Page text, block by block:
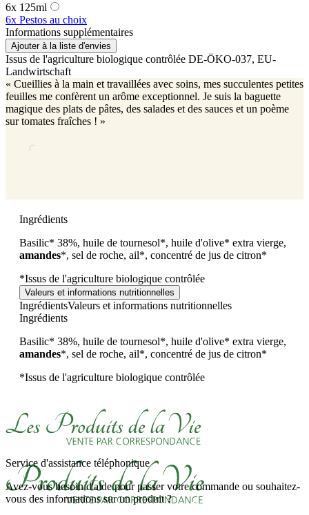
6x 125ml
6x Pestos au choix
Informations supplémentaires
Ajouter à la liste d'envies
Issus de l'agriculture biologique contrôlée DE-ÖKO-037, EU-
Landwirtschaft
« Cueillies à la main et travaillées avec soins, mes succulentes petites
feuilles me confèrent un arôme exceptionnel. Je suis la baguette
magique des plats de pâtes, des salades et des sauces et un poème
sur tomates fraîches ! »
Ingrédients
Basilic* 38%, huile de tournesol*, huile d'olive* extra vierge,
amandes*, sel de roche, ail*, concentré de jus de citron*
*Issus de l'agriculture biologique contrôlée
Valeurs et informations nutritionnelles
IngrédientsValeurs et informations nutritionnelles
Ingrédients
Basilic* 38%, huile de tournesol*, huile d'olive* extra vierge,
amandes*, sel de roche, ail*, concentré de jus de citron*
*Issus de l'agriculture biologique contrôlée
Service d'assistance téléphonique
Avez-vous besoin d'aide pour passer votre commande ou souhaitez-
vous des informations sur un produit ?